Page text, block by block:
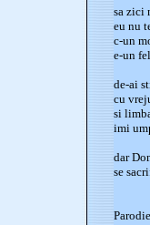
sa zici
eu nu
c-un
e-un
de-ai
cu
si
imi
dar
se